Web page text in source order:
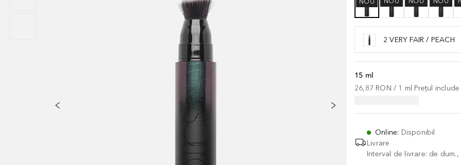
NOU
2 VERY FAIR / PEACH
15 ml
26,87 RON / 1 ml Prețul
Online: Disponibil
Livrare
Interval de livrare: de